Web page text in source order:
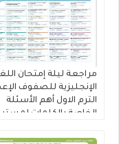
مراجعة ليلة إمتحان
الإنجليزية للصفوف
الترم الاول أهم الأسئلة
الخاصة بالكلمات لمستر